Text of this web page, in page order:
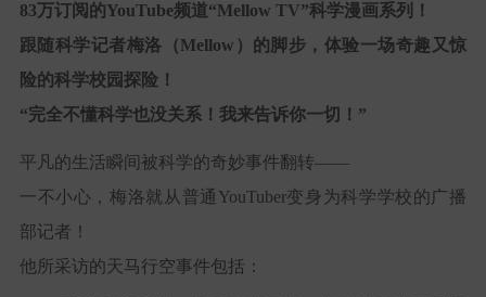
83万订阅的YouTube频道“Mellow TV”科学漫画系列！
跟随科学记者梅洛（Mellow）的脚步，体验一场奇趣又惊
险的科学校园探险！
“完全不懂科学也没关系！我来告诉你一切！”
平凡的生活瞬间被科学的奇妙事件翻转——
一不小心，梅洛就从普通YouTuber变身为科学学校的广播
部记者！
他所采访的天马行空事件包括：